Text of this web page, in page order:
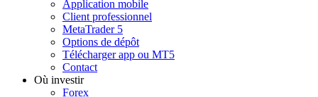
Application mobile
Client professionnel
MetaTrader 5
Options de dépôt
Télécharger app ou MT5
Contact
Où investir
Forex